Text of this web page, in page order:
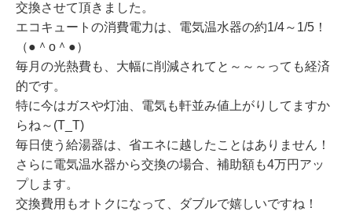
交換させて頂きました。
エコキュートの消費電力は、電気温水器の約1/4～1/5！
（●＾o＾●）
毎月の光熱費も、大幅に削減されてと～～～っても経済
的です。
特に今はガスや灯油、電気も軒並み値上がりしてますか
らね～(T_T)
毎日使う給湯器は、省エネに越したことはありません！
さらに電気温水器から交換の場合、補助額も4万円アッ
プします。
交換費用もオトクになって、ダブルで嬉しいですね！